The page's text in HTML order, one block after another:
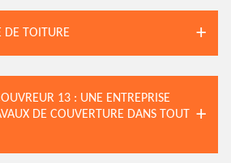
DE TOITURE
13 : UNE ENTREPRISE
DE COUVERTURE DANS TOUT